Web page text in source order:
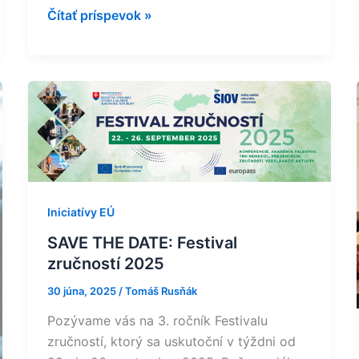
Čítať príspevok »
Iniciatívy EÚ
SAVE THE DATE: Festival
zručností 2025
30 júna, 2025 /Tomáš Rusňák
Pozývame vás na 3. ročník Festivalu
zručností, ktorý sa uskutoční v týždni od
SAVE
THE
DATE:
Festival
zručností